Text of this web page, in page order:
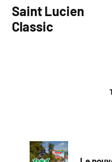
Saint Lucien
Classic